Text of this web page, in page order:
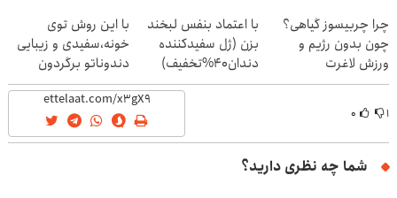
چرا چربیسوز گیاهی؟
چون بدون رژیم و
ورزش لاغرت
میکنه!30%تخفیف
با اعتماد بنفس لبخند
بزن (ژل سفیدکننده
دندان40%تخفیف)
با این روش توی
خونه،سفیدی و زیبایی
دندوناتو برگردون
(40%off)
۱ ۰
شما چه نظری دارید؟